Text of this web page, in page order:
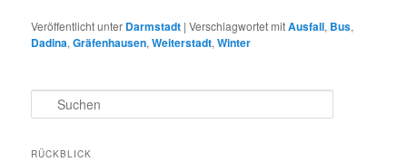
Veröffentlicht unter Darmstadt |Verschlagwortet mitAusfall, Bus,
Dadina,Gräfenhausen,Weiterstadt,Winter
u
h
RÜCKBLICK